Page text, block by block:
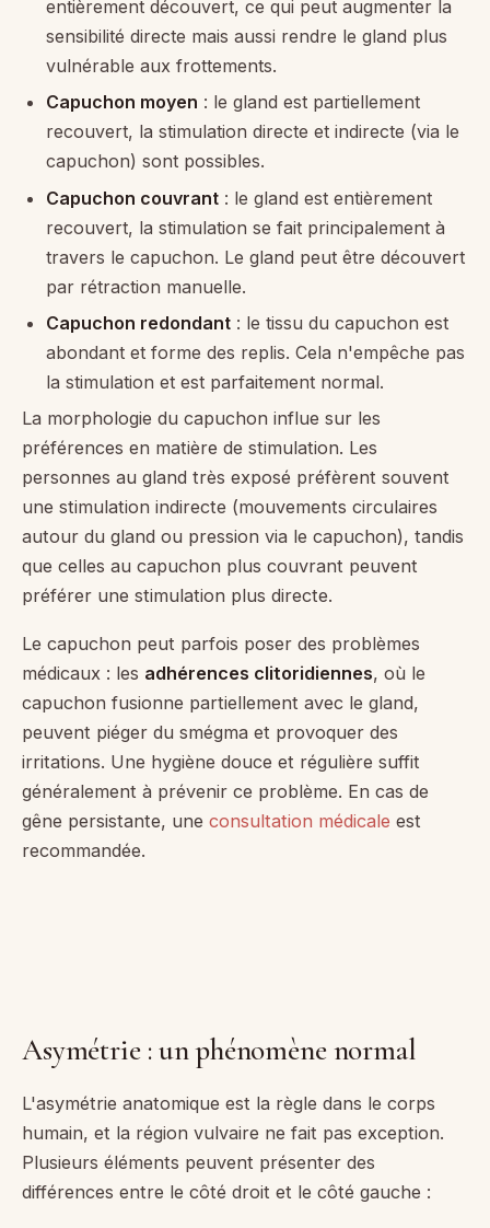
entièrement découvert, ce qui peut augmenter la
sensibilité directe mais aussi rendre le gland plus
vulnérable aux frottements.
Capuchon moyen : le gland est partiellement
recouvert, la stimulation directe et indirecte (via le
capuchon) sont possibles.
Capuchon couvrant : le gland est entièrement
recouvert, la stimulation se fait principalement à
travers le capuchon. Le gland peut être découvert
par rétraction manuelle.
Capuchon redondant : le tissu du capuchon est
abondant et forme des replis. Cela n'empêche pas
la stimulation et est parfaitement normal.
La morphologie du capuchon influe sur les
préférences en matière de stimulation. Les
personnes au gland très exposé préfèrent souvent
une stimulation indirecte (mouvements circulaires
autour du gland ou pression via le capuchon), tandis
que celles au capuchon plus couvrant peuvent
préférer une stimulation plus directe.
Le capuchon peut parfois poser des problèmes
médicaux : les adhérences clitoridiennes, où le
capuchon fusionne partiellement avec le gland,
peuvent piéger du smégma et provoquer des
irritations. Une hygiène douce et régulière suffit
généralement à prévenir ce problème. En cas de
gêne persistante, une consultation médicale est
recommandée.
Asymétrie : un phénomène normal
L'asymétrie anatomique est la règle dans le corps
humain, et la région vulvaire ne fait pas exception.
Plusieurs éléments peuvent présenter des
différences entre le côté droit et le côté gauche :